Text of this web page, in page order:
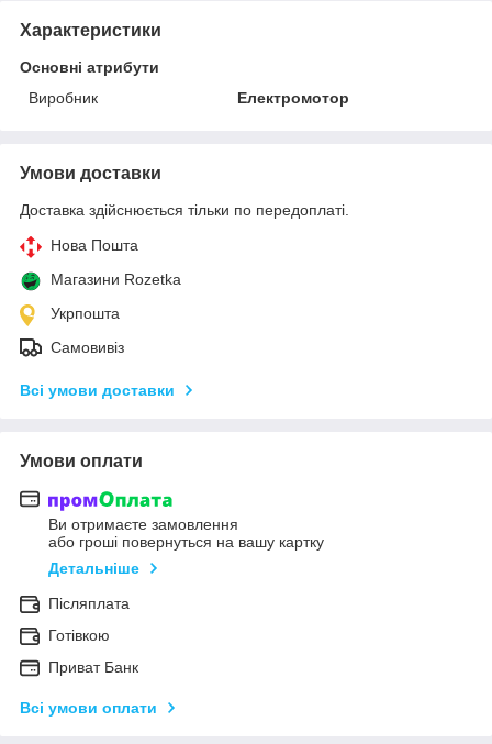
Характеристики
Основні атрибути
Виробник
Електромотор
Умови доставки
Доставка здійснюється тільки по передоплаті.
Нова Пошта
Магазини Rozetka
Укрпошта
Самовивіз
Всі умови доставки
Умови оплати
Ви отримаєте замовлення
або гроші повернуться на вашу картку
Детальніше
Післяплата
Готівкою
Приват Банк
Всі умови оплати